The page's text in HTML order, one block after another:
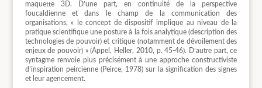
maquette 3D. D’une part, en continuité de la perspective
foucaldienne et dans le champ de la communication des
organisations, « le concept de dispositif implique au niveau de la
pratique scientifique une posture à la fois analytique (description des
technologies de pouvoir) et critique (notamment de dévoilement des
enjeux de pouvoir) » (Appel, Heller, 2010, p. 45-46). D’autre part, ce
syntagme renvoie plus précisément à une approche constructiviste
d’inspiration peircienne (Peirce, 1978) sur la signification des signes
et leur agencement.